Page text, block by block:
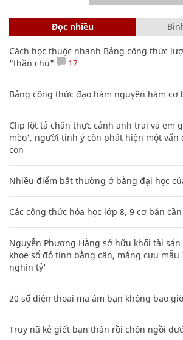
Đọc nhiều
Cách học thuộc nhanh Bảng công thức
"thần chú"
17
Bảng công thức đạo hàm nguyên hàm cơ
Clip lột tả chân thực cảnh anh trai và em
mèo', người tinh ý còn phát hiện một vấn
con
Nhiều điểm bất thường ở bằng đại học
Các công thức hóa học lớp 8, 9 cơ bản
Nguyễn Phương Hằng sở hữu khối tài
khoe sổ đỏ tính bằng cân, mắng cựu mẫu
nghìn tỷ'
20 số điện thoại ma ám bạn không bao
Truy nã kẻ giết bạn thân rồi chôn ngồi